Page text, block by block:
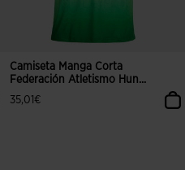
Camiseta Manga Corta
Federación Atletismo Hun...
35,01€